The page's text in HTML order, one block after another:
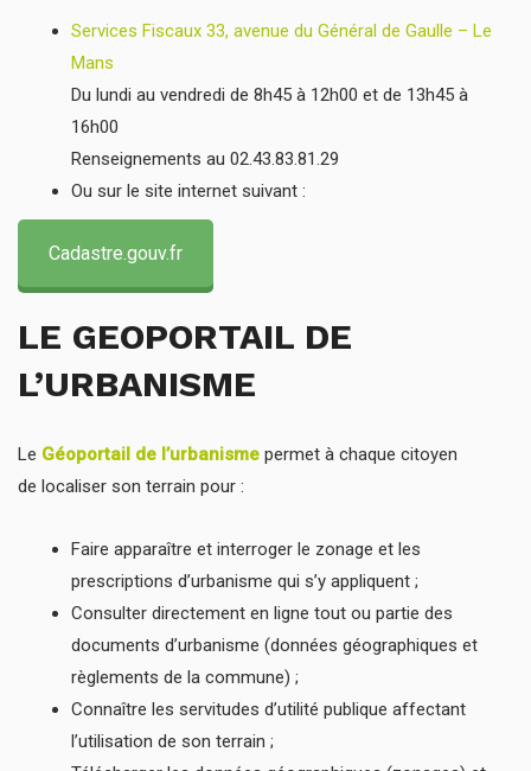
Services Fiscaux 33, avenue du Général de Gaulle – Le
Mans
Du lundi au vendredi de 8h45 à 12h00 et de 13h45 à
16h00
Renseignements au 02.43.83.81.29
Ou sur le site internet suivant :
Cadastre.gouv.fr
LE GEOPORTAIL DE
L’URBANISME
Le Géoportail de l’urbanisme permet à chaque citoyen
de localiser son terrain pour :
Faire apparaître et interroger le zonage et les
prescriptions d’urbanisme qui s’y appliquent ;
Consulter directement en ligne tout ou partie des
documents d’urbanisme (données géographiques et
règlements de la commune) ;
Connaître les servitudes d’utilité publique affectant
l’utilisation de son terrain ;